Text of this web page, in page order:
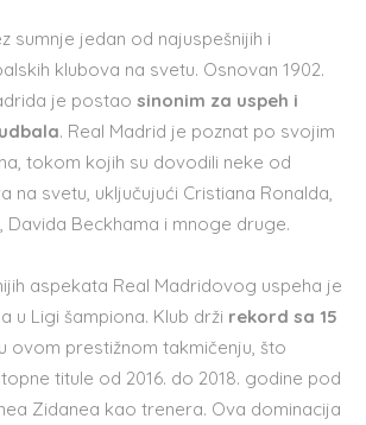
sumnje jedan od najuspešnijih i
klubova na svetu. Osnovan 1902.
je postao sinonim za uspeh i
. Real Madrid je poznat po svojim
tokom kojih su dovodili neke od
na svetu, uključujući Cristiana Ronalda,
Davida Beckhama i mnoge druge.
aspekata Real Madridovog uspeha je
u Ligi šampiona. Klub drži rekord sa 15
u ovom prestižnom takmičenju, što
titule od 2016. do 2018. godine pod
Zidanea kao trenera. Ova dominacija